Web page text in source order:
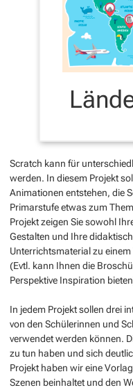
Scratch kann für
werden. In diesem Projekt
Animationen entstehen, die
Primarstufe etwas zum
Projekt zeigen Sie sowohl
Gestalten und Ihre
Unterrichtsmaterial zu
(Evtl. kann Ihnen die
Perspektive Inspiration
In jedem Projekt sollen drei
von den Schülerinnen und
verwendet werden können.
zu tun haben und sich
Projekt haben wir eine
Szenen beinhaltet und den